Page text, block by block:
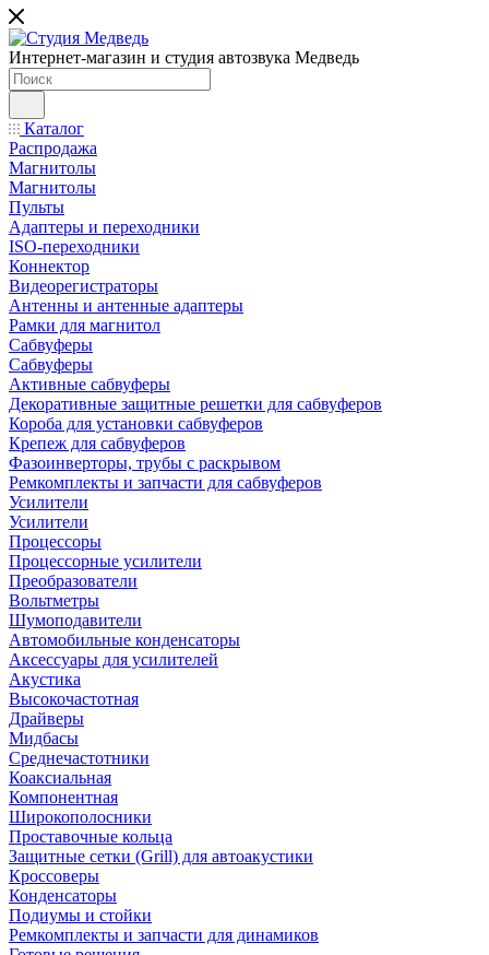
Интернет-магазин и студия автозвука Медведь
Каталог
Распродажа
Магнитолы
Магнитолы
Пульты
Адаптеры и переходники
ISO-переходники
Коннектор
Видеорегистраторы
Антенны и антенные адаптеры
Рамки для магнитол
Сабвуферы
Сабвуферы
Активные сабвуферы
Декоративные защитные решетки для сабвуферов
Короба для установки сабвуферов
Крепеж для сабвуферов
Фазоинверторы, трубы с раскрывом
Ремкомплекты и запчасти для сабвуферов
Усилители
Усилители
Процессоры
Процессорные усилители
Преобразователи
Вольтметры
Шумоподавители
Автомобильные конденсаторы
Аксессуары для усилителей
Акустика
Высокочастотная
Драйверы
Мидбасы
Среднечастотники
Коаксиальная
Компонентная
Широкополосники
Проставочные кольца
Защитные сетки (Grill) для автоакустики
Кроссоверы
Конденсаторы
Подиумы и стойки
Ремкомплекты и запчасти для динамиков